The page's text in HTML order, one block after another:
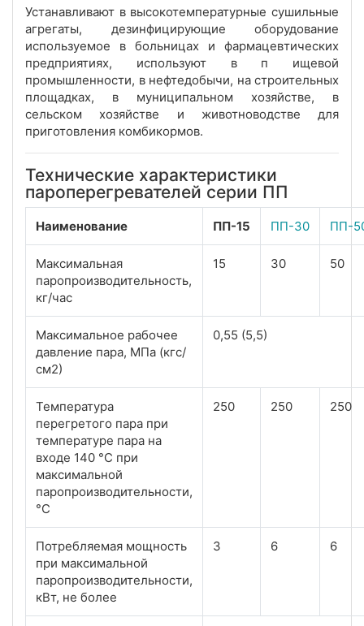
Устанавливают в высокотемпературные сушильные
агрегаты, дезинфицирующие оборудование
используемое в больницах и фармацевтических
предприятиях, используют в п ищевой
промышленности, в нефтедобычи, на строительных
площадках, в муниципальном хозяйстве, в
сельском хозяйстве и животноводстве для
приготовления комбикормов.
Технические характеристики
пароперегревателей серии ПП
Наименование ПП-15 ПП-30 ПП-
Максимальная
паропроизводительность,
кг/час
15 30 50
Максимальное рабочее
давление пара, МПа (кгс/
см2)
0,55 (5,5)
Температура
перегретого пара при
температуре пара на
входе 140 °С при
максимальной
паропроизводительности,
°С
250 250 250
Потребляемая мощность
при максимальной
паропроизводительности,
кВт, не более
3 6 6